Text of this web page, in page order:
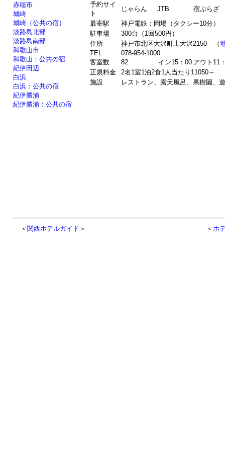
赤穂市
城崎
城崎（公共の宿）
淡路島北部
淡路島南部
和歌山市
和歌山：公共の宿
紀伊田辺
白浜
白浜：公共の宿
紀伊勝浦
紀伊勝浦：公共の宿
予約サイ
ト
じゃらん JTB
宿ぷらざ
最寄駅
神戸電鉄：岡場（タクシー10分）
駐車場
300台（1回500円）
住所
神戸市北区大沢町上大沢2150 （
TEL
078-954-1000
客室数
82 イン15：00 アウト11
正規料金
2名1室1泊2食1人当たり11050～
施設
レストラン、露天風呂、果樹園、
＜ 関西ホテルガイド ＞ ＜ ホ